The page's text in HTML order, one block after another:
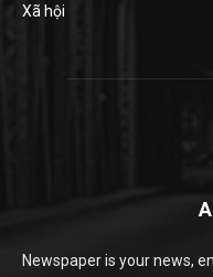
Xã hội
Newspaper is your news,